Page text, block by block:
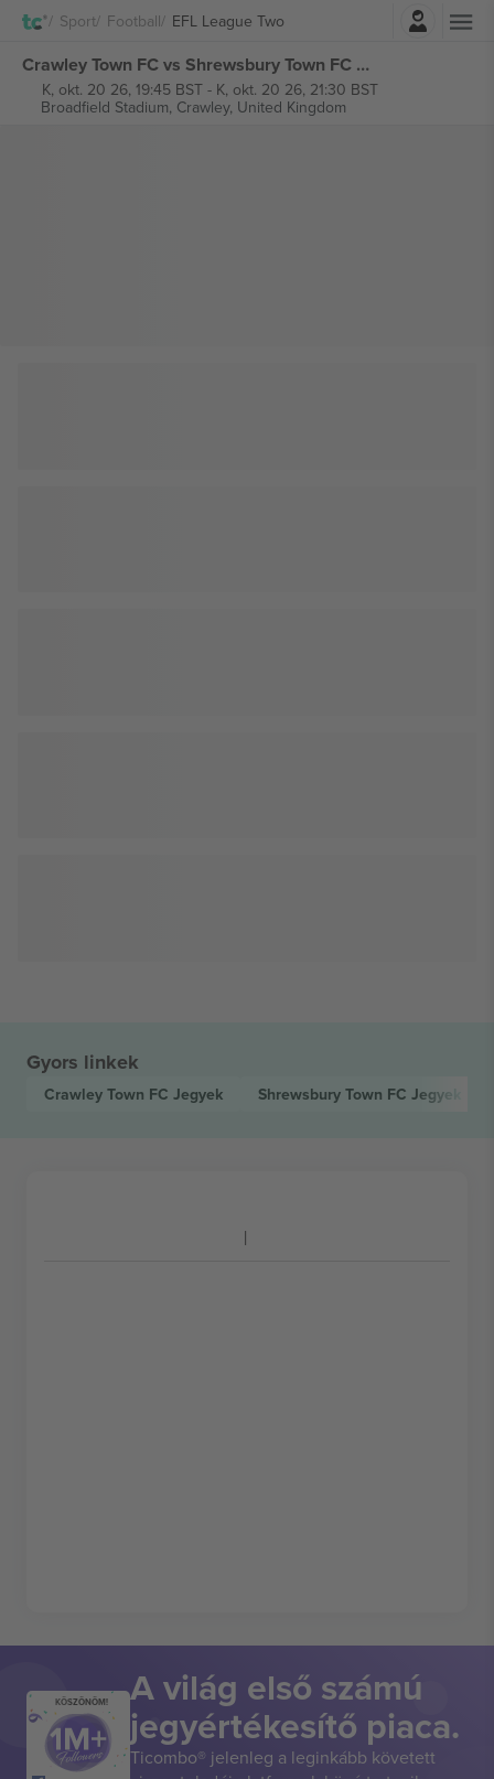
Sport Football EFL League TwoBelépés
Crawley Town FC vs Shrewsbury Town FC EFL League Two jegyek
K, okt. 20 26, 19:45 BST- K, okt. 20 26, 21:30 BST
Broadfield Stadium, Crawley, United Kingdom
Gyors linkek
Crawley Town FC Jegyek Shrewsbury Town FC Jegyek
KÖSZÖNÖM! A világ első számú
jegyértékesítő piaca.
Ticombo® jelenleg a leginkább követett